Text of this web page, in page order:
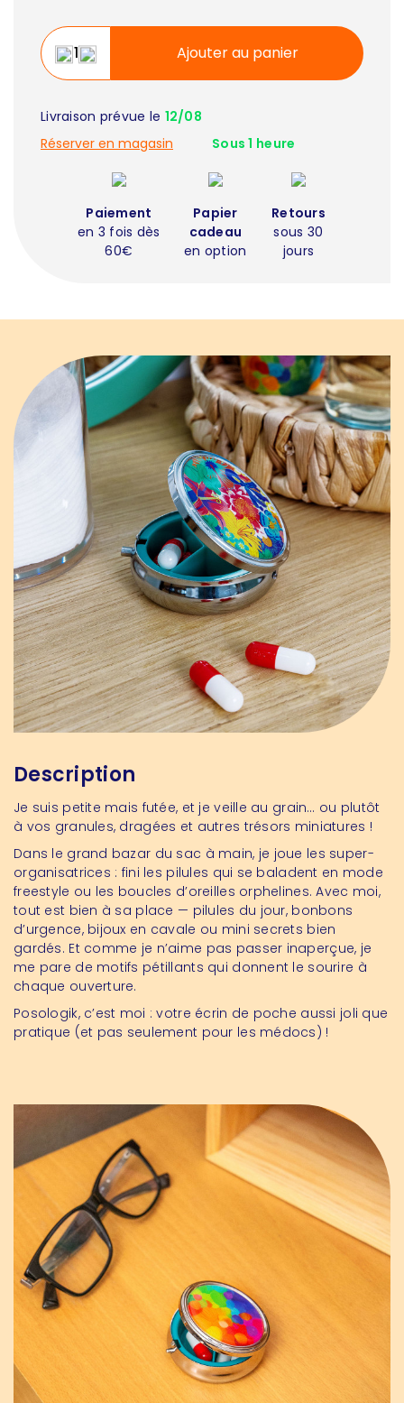
Ajouter au panier
Livraison prévue le 12/08
Réserver en magasin
Sous 1 heure
Paiement
en 3 fois dès
60€
Papier
cadeau
en option
Retours
sous 30
jours
Description
Je suis petite mais futée, et je veille au grain… ou plutôt
à vos granules, dragées et autres trésors miniatures !
Dans le grand bazar du sac à main, je joue les super-
organisatrices : fini les pilules qui se baladent en mode
freestyle ou les boucles d’oreilles orphelines. Avec moi,
tout est bien à sa place — pilules du jour, bonbons
d’urgence, bijoux en cavale ou mini secrets bien
gardés. Et comme je n’aime pas passer inaperçue, je
me pare de motifs pétillants qui donnent le sourire à
chaque ouverture.
Posologik, c’est moi : votre écrin de poche aussi joli que
pratique (et pas seulement pour les médocs) !